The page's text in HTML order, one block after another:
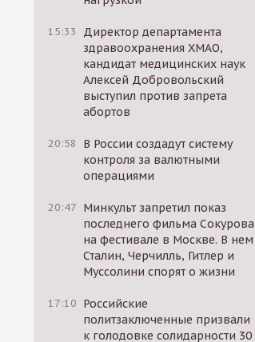
15:33
Директор департамента
здравоохранения ХМАО,
кандидат медицинских наук
Алексей Добровольский
выступил против запрета
абортов
20:58
В России создадут систему
контроля за валютными
операциями
20:47 Минкульт запретил показ
последнего фильма Сокурова
на фестивале в Москве. В нем
Сталин, Черчилль, Гитлер и
Муссолини спорят о жизни
17:10 Российские
политзаключенные призвали
к голодовке солидарности 30